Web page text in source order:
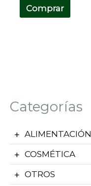
Categorías
ALIMENTACIÓN
COSMÉTICA
OTROS
Comprar